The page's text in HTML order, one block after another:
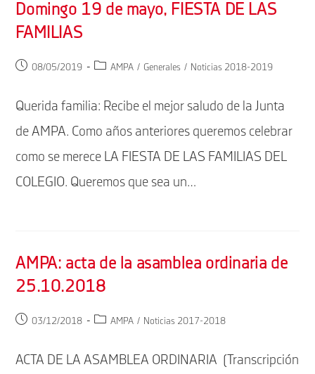
Domingo 19 de mayo, FIESTA DE LAS
FAMILIAS
Publicación
entrada:
08/05/2019
Categoría
entrada:
AMPA / Generales / Noticias 2018-2019
Querida familia: Recibe el mejor saludo de la Junta
de AMPA. Como años anteriores queremos celebrar
como se merece LA FIESTA DE LAS FAMILIAS DEL
COLEGIO. Queremos que sea un…
AMPA: acta de la asamblea ordinaria de
25.10.2018
Publicación
entrada:
03/12/2018
Categoría
entrada:
AMPA / Noticias 2017-2018
ACTA DE LA ASAMBLEA ORDINARIA (Transcripción